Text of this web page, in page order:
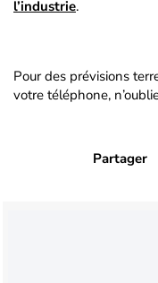
l’industrie.
Pour des prévisions
votre téléphone,
Partager